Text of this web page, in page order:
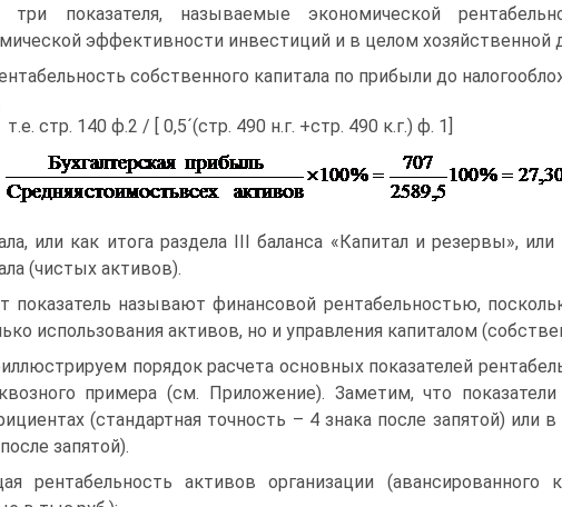
три показателя, называемые экономической
эффективности инвестиций и в целом хозяйственной
собственного капитала по прибыли до
т.е. стр. 140 ф.2 / [ 0,5´(стр. 490 н.г. +стр. 490 к.г.) ф. 1]
или как итога раздела III баланса «Капитал и резервы»,
(чистых активов).
показатель называют финансовой рентабельностью,
использования активов, но и управления капиталом
порядок расчета основных показателей
примера (см. Приложение). Заметим, что
(стандартная точность – 4 знака после запятой) или
запятой).
рентабельность активов организации (авансированного